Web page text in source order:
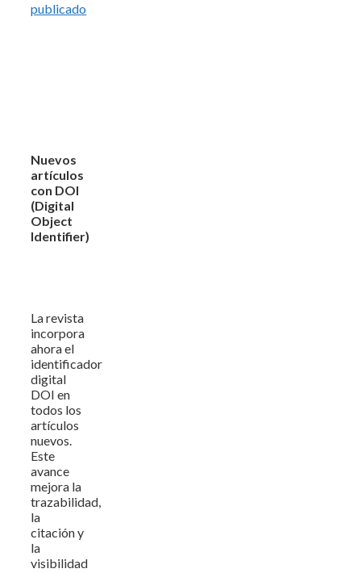
publicado
Nuevos
artículos
con DOI
(Digital
Object
Identifier)
La revista
incorpora
ahora el
identificador
digital
DOI en
todos los
artículos
nuevos.
Este
avance
mejora la
trazabilidad,
la
citación y
la
visibilidad